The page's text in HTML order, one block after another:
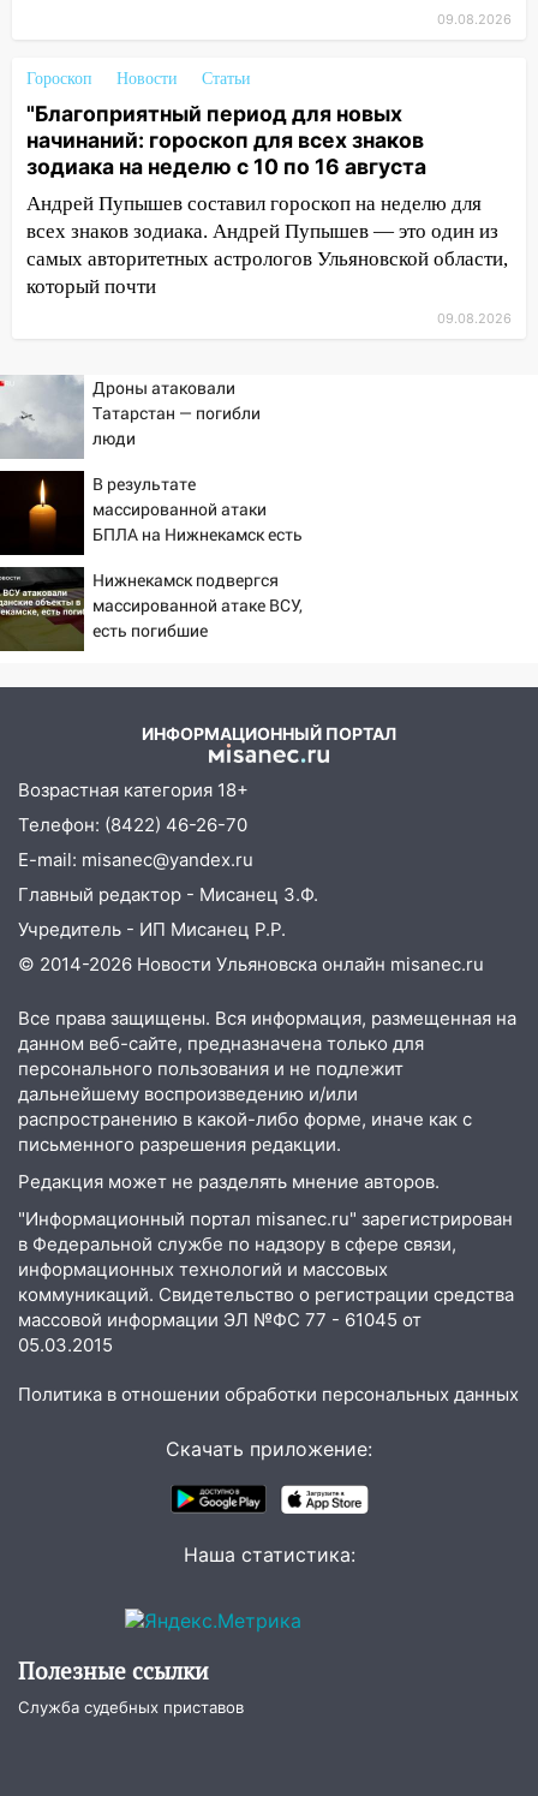
09:15
Ураган, изнасилование ребенка,
автоподставы и атака беспилотников:
важные итоги прошедшей недели в
Ульяновской области
08:20 В Ульяновске восстановили
трамвайную и троллейбусную
инфраструктуру после шторма
Внимание! В Цильнинском районе
08:11
На Ульяновск снова надвигается
непогода
07:30
Евро-3 вместо Евро-5: что
означают классы бензина и можно ли
заливать «старое» топливо в
современные автомобили
06:30
Какая погода будет в Ульяновской
области днем 9 августа
05:05
08.08.2026
20:10 Во время урагана в Ульяновске на
Волге перевернулась лодка
19:55 В Ульяновске упавшее дерево
заблокировало в машине двух женщин
17:15
В Ульяновской области
ремонтируют девять мостов: один уже
17:00 «Ульяновскалипсис»: последствия
урагана 8 августа
16:38 Прогноз погоды в Ульяновской
области на 9 августа
16:34
Из-за мощной непогоды в
Ульяновске отменили фестиваль «Наше
время»
16:17 Мелекесский район первым в
Ульяновской области намолотил более
100 тысяч тонн зерна
Ульяновской области подали более 10
после шторма: поваленные деревья и
Ураган вырвал остановку на улице
пытаются расчистить ливнёвки, не
дождавшись коммунальщиков
09.08.2026
Гороскоп Новости Статьи
"Благоприятный период для новых
начинаний: гороскоп для всех знаков
зодиака на неделю с 10 по 16 августа
Андрей Пупышев составил гороскоп на неделю для
всех знаков зодиака. Андрей Пупышев — это один из
самых авторитетных астрологов Ульяновской области,
который почти
09.08.2026
Дроны атаковали
Татарстан — погибли
люди
В результате
массированной атаки
БПЛА на Нижнекамск есть
Нижнекамск подвергся
массированной атаке ВСУ,
есть погибшие
ИНФОРМАЦИОННЫЙ ПОРТАЛ
Возрастная категория 18+
Телефон: (8422) 46-26-70
E-mail: misanec@yandex.ru
Главный редактор - Мисанец З.Ф.
Учредитель - ИП Мисанец Р.Р.
© 2014-2026 Новости Ульяновска онлайн misanec.ru
Все права защищены. Вся информация, размещенная на
данном веб-сайте, предназначена только для
персонального пользования и не подлежит
дальнейшему воспроизведению и/или
распространению в какой-либо форме, иначе как с
письменного разрешения редакции.
Редакция может не разделять мнение авторов.
"Информационный портал misanec.ru" зарегистрирован
в Федеральной службе по надзору в сфере связи,
информационных технологий и массовых
коммуникаций. Свидетельство о регистрации средства
массовой информации ЭЛ №ФС 77 - 61045 от
05.03.2015
Политика в отношении обработки персональных данных
Скачать приложение:
Наша статистика:
Полезные ссылки
Служба судебных приставов